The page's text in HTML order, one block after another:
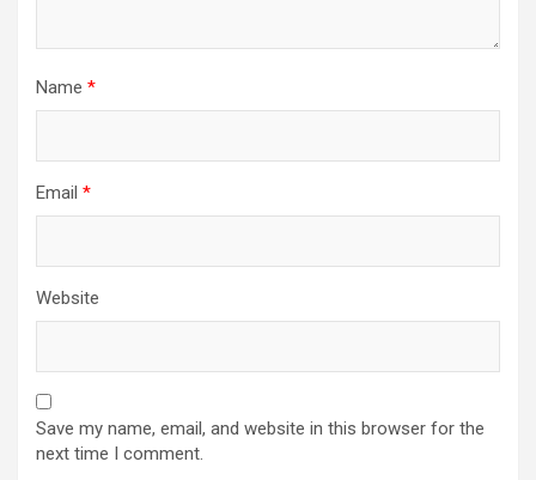
Name *
Email *
Website
Save my name, email, and website in this browser for the
next time I comment.